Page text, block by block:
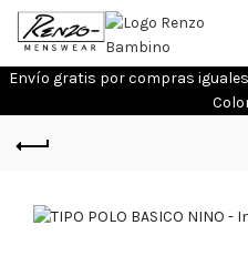
Envío gratis por compras